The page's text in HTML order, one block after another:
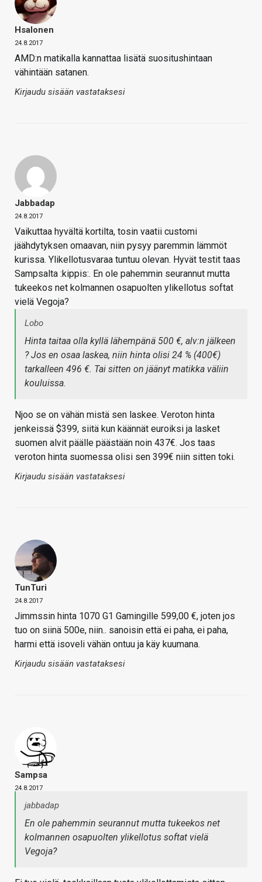
Hsalonen
24.8.2017
AMD:n matikalla kannattaa lisätä suositushintaan
vähintään satanen.
Kirjaudu sisään vastataksesi
Jabbadap
24.8.2017
Vaikuttaa hyvältä kortilta, tosin vaatii customi
jäähdytyksen omaavan, niin pysyy paremmin lämmöt
kurissa. Ylikellotusvaraa tuntuu olevan. Hyvät testit taas
Sampsalta :kippis:. En ole pahemmin seurannut mutta
tukeekos net kolmannen osapuolten ylikellotus softat
vielä Vegoja?
Lobo
Hinta taitaa olla kyllä lähempänä 500 €, alv:n jälkeen
? Jos en osaa laskea, niin hinta olisi 24 % (400€)
tarkalleen 496 €. Tai sitten on jäänyt matikka väliin
kouluissa.
Njoo se on vähän mistä sen laskee. Veroton hinta
jenkeissä $399, siitä kun käännät euroiksi ja lasket
suomen alvit päälle päästään noin 437€. Jos taas
veroton hinta suomessa olisi sen 399€ niin sitten toki.
Kirjaudu sisään vastataksesi
TunTuri
24.8.2017
Jimmssin hinta 1070 G1 Gamingille 599,00 €, joten jos
tuo on siinä 500e, niin.. sanoisin että ei paha, ei paha,
harmi että isoveli vähän ontuu ja käy kuumana.
Kirjaudu sisään vastataksesi
Sampsa
24.8.2017
jabbadap
En ole pahemmin seurannut mutta tukeekos net
kolmannen osapuolten ylikellotus softat vielä
Vegoja?